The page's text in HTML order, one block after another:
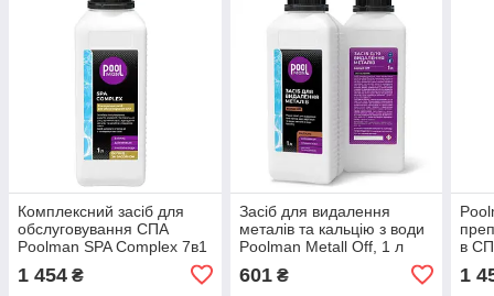
Комплексний засіб для
обслуговування СПА
Poolman SPA Complex 7в1
1 454 ₴
Засіб для видалення
металів та кальцію з води
Poolman Metall Off, 1 л
601₴
в
1